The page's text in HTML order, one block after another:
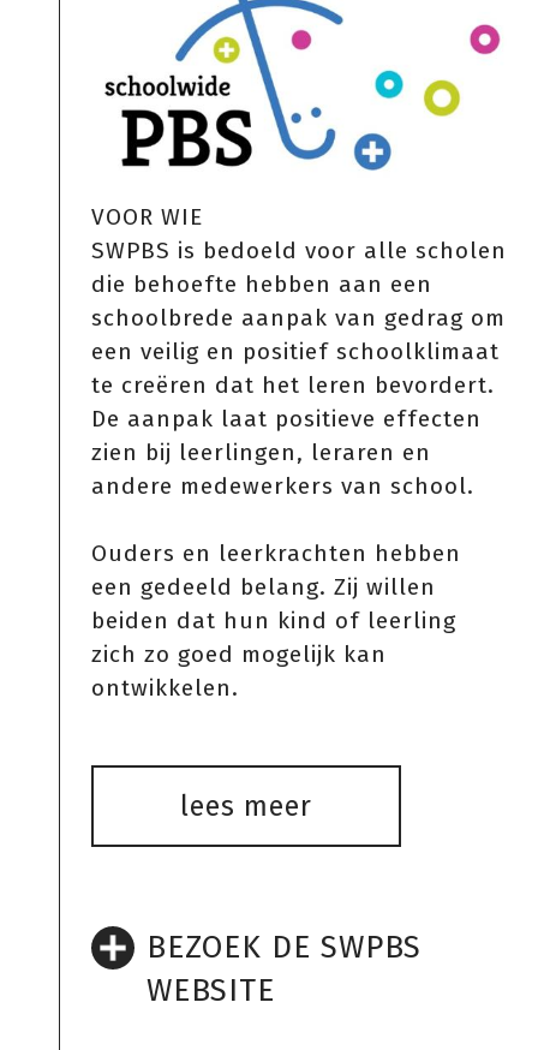
VOOR WIE
SWPBS is bedoeld voor alle scholen
die behoefte hebben aan een
schoolbrede aanpak van gedrag om
een veilig en positief schoolklimaat
te creëren dat het leren bevordert.
De aanpak laat positieve effecten
zien bij leerlingen, leraren en
andere medewerkers van school.
Ouders en leerkrachten hebben
een gedeeld belang. Zij willen
beiden dat hun kind of leerling
zich zo goed mogelijk kan
ontwikkelen.
lees meer
BEZOEK DE SWPBS
WEBSITE